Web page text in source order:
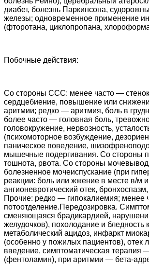
диабет, болезнь Паркинсона,
железы; одновременное применение
(фторотана, циклопропана,
Побочные действия:
Со стороны ССС: менее часто —
сердцебиение, повышение или
аритмии; редко — аритмия, боль в
более часто — головная боль,
головокружение, нервозность,
(психомоторное возбуждение,
паническое поведение,
мышечные подергивания. Со стороны
тошнота, рвота. Со стороны
болезненное мочеиспускание (при
реакции: боль или жжение в месте в/м
ангионевротический отек,
Прочие: редко — гипокалиемия;
потоотделение.Передозировка.
сменяющаяся брадикардией,
желудочков), похолодание и
метаболический ацидоз, инфаркт
(особенно у пожилых пациентов), отек
введение, симптоматическая
(фентоламин), при аритмии — бета-